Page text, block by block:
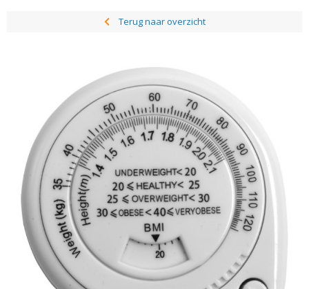
Terug naar overzicht